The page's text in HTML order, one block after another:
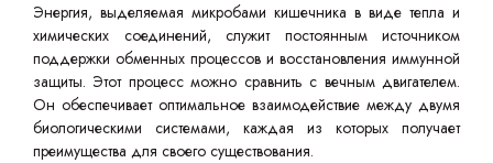
Энергия, выделяемая микробами кишечника в виде тепла и
химических соединений, служит постоянным источником
поддержки обменных процессов и восстановления иммунной
защиты. Этот процесс можно сравнить с вечным двигателем.
Он обеспечивает оптимальное взаимодействие между двумя
биологическими системами, каждая из которых получает
преимущества для своего существования.